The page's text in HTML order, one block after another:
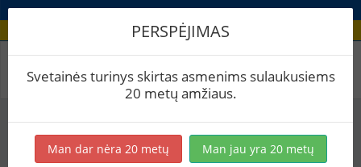
Recepto virimai
PERSPĖJIMAS
Svetainės turinys skirtas asmenims sulaukusiems
20 metų amžiaus.
Man dar nėra 20 metų Man jau yra 20 metų